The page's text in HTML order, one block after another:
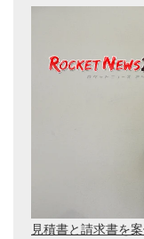
見積書と請求書を